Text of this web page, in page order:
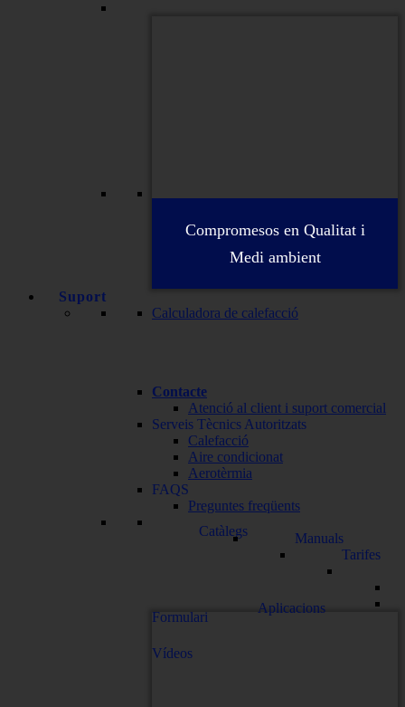
Compromesos en Qualitat i
Medi ambient
Suport
Calculadora de calefacció
Contacte
Atenció al client i suport comercial
Serveis Tècnics Autoritzats
Calefacció
Aire condicionat
Aerotèrmia
FAQS
Preguntes freqüents
Catàlegs
Manuals
Tarifes
Formulari
Aplicacions
Vídeos